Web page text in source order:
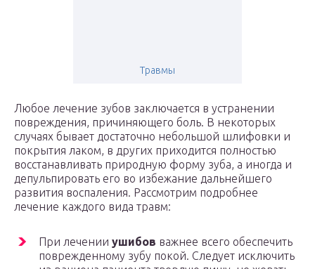
Травмы
Любое лечение зубов заключается в устранении
повреждения, причиняющего боль. В некоторых
случаях бывает достаточно небольшой шлифовки и
покрытия лаком, в других приходится полностью
восстанавливать природную форму зуба, а иногда и
депульпировать его во избежание дальнейшего
развития воспаления. Рассмотрим подробнее
лечение каждого вида травм:
При лечении ушибов важнее всего обеспечить
поврежденному зубу покой. Следует исключить